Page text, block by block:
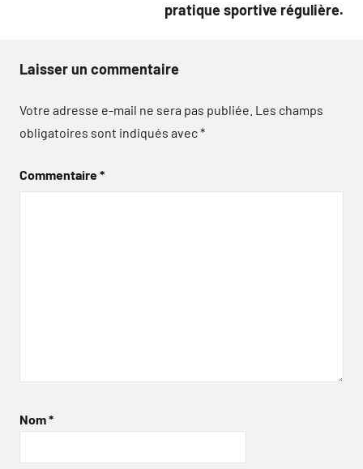
pratique sportive régulière.
Laisser un commentaire
Votre adresse e-mail ne sera pas publiée. Les champs
obligatoires sont indiqués avec*
Commentaire*
Nom*